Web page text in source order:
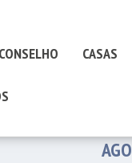
CONSELHO CASAS